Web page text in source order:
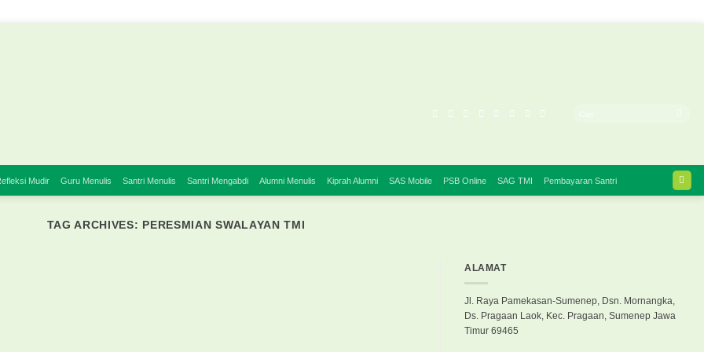
Mudir Guru Menulis Santri Menulis Santri Mengabdi Alumni Menulis Kiprah Alumni SAS Mobile PSB Online SAG TMI Pembayaran Santri
TAG ARCHIVES: PERESMIAN SWALAYAN TMI
ALAMAT
Jl. Raya Pamekasan-Sumenep, Dsn. Mornangka,
Ds. Pragaan Laok, Kec. Pragaan, Sumenep Jawa
Timur 69465